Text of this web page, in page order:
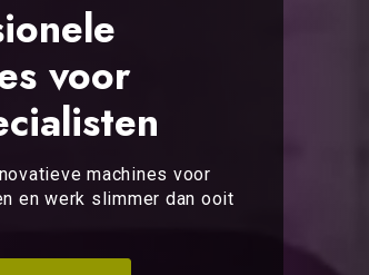
voor
machines voor
en werk slimmer dan ooit